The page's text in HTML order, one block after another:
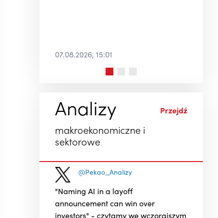
02.08.2026, 09:01
Analizy Przejdź
makroekonomiczne i
sektorowe
@Pekao_Analizy
"Naming AI in a layoff
announcement can win over